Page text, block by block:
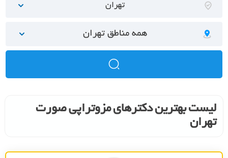
تهران
همه مناطق تهران
لیست بهترین دکترهای مزوتراپی صورت
تهران